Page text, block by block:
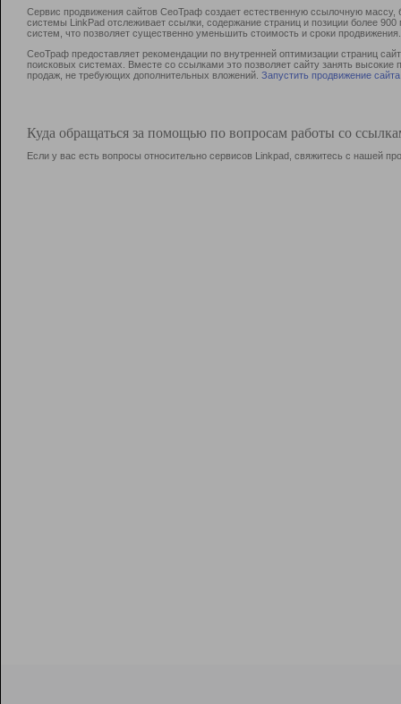
Сервис продвижения сайтов СеоТраф создает естественную ссылочную
системы LinkPad отслеживает ссылки, содержание страниц и позиции более
систем, что позволяет существенно уменьшить стоимость и сроки продвижения.
СеоТраф предоставляет рекомендации по внутренней оптимизации страниц
поисковых системах. Вместе со ссылками это позволяет сайту занять
продаж, не требующих дополнительных вложений. Запустить продвижение сайта
Куда обращаться за помощью по вопросам работы со
Если у вас есть вопросы относительно сервисов Linkpad, свяжитесь с нашей